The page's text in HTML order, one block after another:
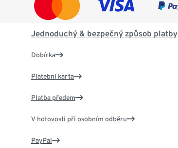
Jednoduchý & bezpečný způsob platby
Dobírka
Platební karta
Platba předem
V hotovosti při osobním odběru
PayPal